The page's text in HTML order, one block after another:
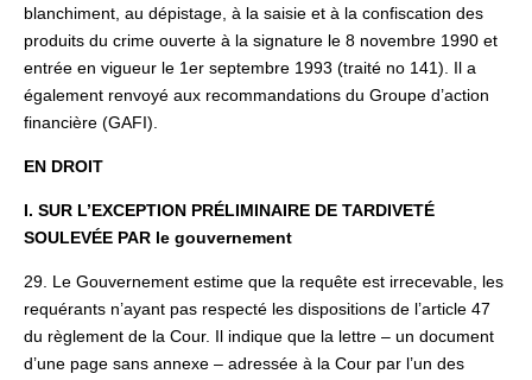
blanchiment, au dépistage, à la saisie et à la confiscation des
produits du crime ouverte à la signature le 8 novembre 1990 et
entrée en vigueur le 1er septembre 1993 (traité no 141). Il a
également renvoyé aux recommandations du Groupe d’action
financière (GAFI).
EN DROIT
I. SUR L’EXCEPTION PRÉLIMINAIRE DE TARDIVETÉ
SOULEVÉE PAR le gouvernement
29. Le Gouvernement estime que la requête est irrecevable, les
requérants n’ayant pas respecté les dispositions de l’article 47
du règlement de la Cour. Il indique que la lettre – un document
d’une page sans annexe – adressée à la Cour par l’un des